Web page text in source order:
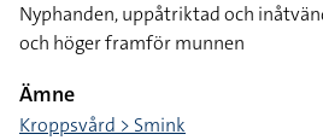
Nyphanden, uppåtriktad och
och höger framför munnen
Ämne
Kroppsvård > Smink